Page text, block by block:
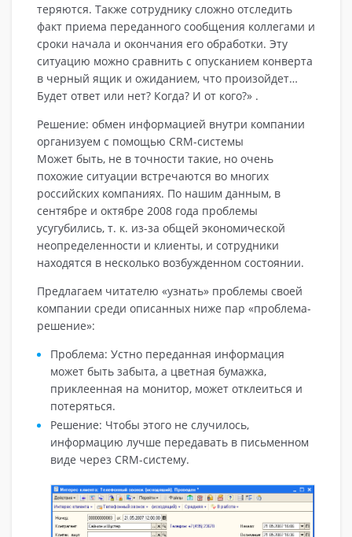
теряются. Также сотруднику сложно отследить
факт приема переданного сообщения коллегами и
сроки начала и окончания его обработки. Эту
ситуацию можно сравнить с опусканием конверта
в черный ящик и ожиданием, что произойдет…
Будет ответ или нет? Когда? И от кого?» .
Решение: обмен информацией внутри компании
организуем с помощью CRM-системы
Может быть, не в точности такие, но очень
похожие ситуации встречаются во многих
российских компаниях. По нашим данным, в
сентябре и октябре 2008 года проблемы
усугубились, т. к. из-за общей экономической
неопределенности и клиенты, и сотрудники
находятся в несколько возбужденном состоянии.
Предлагаем читателю «узнать» проблемы своей
компании среди описанных ниже пар «проблема-
решение»:
Проблема: Устно переданная информация
может быть забыта, а цветная бумажка,
приклеенная на монитор, может отклеиться и
потеряться.
Решение: Чтобы этого не случилось,
информацию лучше передавать в письменном
виде через CRM-систему.